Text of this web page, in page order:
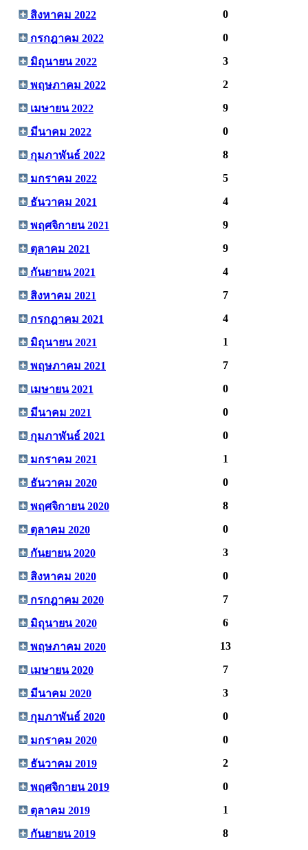
สิงหาคม 2022 0
กรกฎาคม 2022 0
มิถุนายน 2022 3
พฤษภาคม 2022 2
เมษายน 2022 9
มีนาคม 2022 0
กุมภาพันธ์ 2022 8
มกราคม 2022 5
ธันวาคม 2021 4
พฤศจิกายน 2021 9
ตุลาคม 2021 9
กันยายน 2021 4
สิงหาคม 2021 7
กรกฎาคม 2021 4
มิถุนายน 2021 1
พฤษภาคม 2021 7
เมษายน 2021 0
มีนาคม 2021 0
กุมภาพันธ์ 2021 0
มกราคม 2021 1
ธันวาคม 2020 0
พฤศจิกายน 2020 8
ตุลาคม 2020 0
กันยายน 2020 3
สิงหาคม 2020 0
กรกฎาคม 2020 7
มิถุนายน 2020 6
พฤษภาคม 2020 13
เมษายน 2020 7
มีนาคม 2020 3
กุมภาพันธ์ 2020 0
มกราคม 2020 0
ธันวาคม 2019 2
พฤศจิกายน 2019 0
ตุลาคม 2019 1
กันยายน 2019 8